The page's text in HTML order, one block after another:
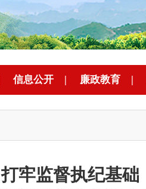
信息公开 | 廉政教育 |
牢监督执纪基础